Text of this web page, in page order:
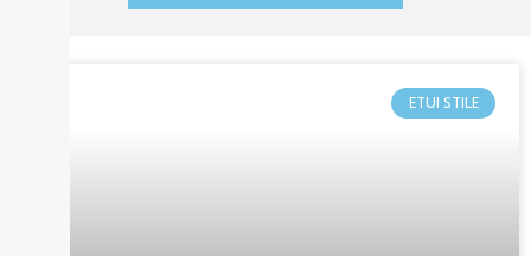
ETUI STILE